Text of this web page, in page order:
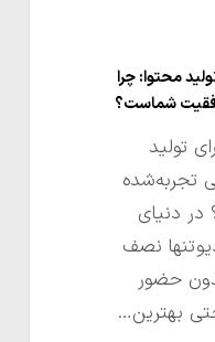
محتوا: چرا
شماست؟
تولید
تجربه‌شده
دنیای
تنها نصف
حضور
بهترین…